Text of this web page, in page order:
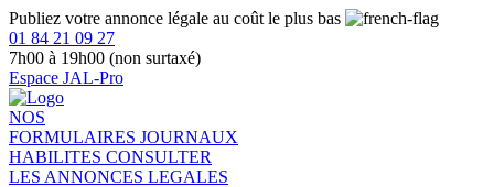
Publiez votre annonce légale au coût le plus bas
01 84 21 09 27
7h00 à 19h00 (non surtaxé)
Espace JAL-Pro
NOS
FORMULAIRES JOURNAUX
HABILITES CONSULTER
LES ANNONCES LEGALES